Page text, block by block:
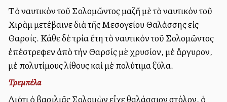
Τὸ ναυτικὸν τοῦ Σολομῶντος μαζῆ μὲ τὸ ναυτικὸν τοῦ
Χιρὰμ μετέβαινε διὰ τῆς Μεσογείου Θαλάσσης εἰς
Θαρσίς. Κάθε δὲ τρία ἔτη τὸ ναυτικὸν τοῦ Σολομῶντος
ἐπέστρεφεν ἀπὸ τὴν Θαρσίς μὲ χρυσίον, μὲ ἄργυρον,
μὲ πολυτίμους λίθους καὶ μὲ πολύτιμα ξύλα.
Τρεμπέλα
Διότι ὁ βασιλιᾶς Σολομὼν εἶχε θαλάσσιον στόλον, ὁ